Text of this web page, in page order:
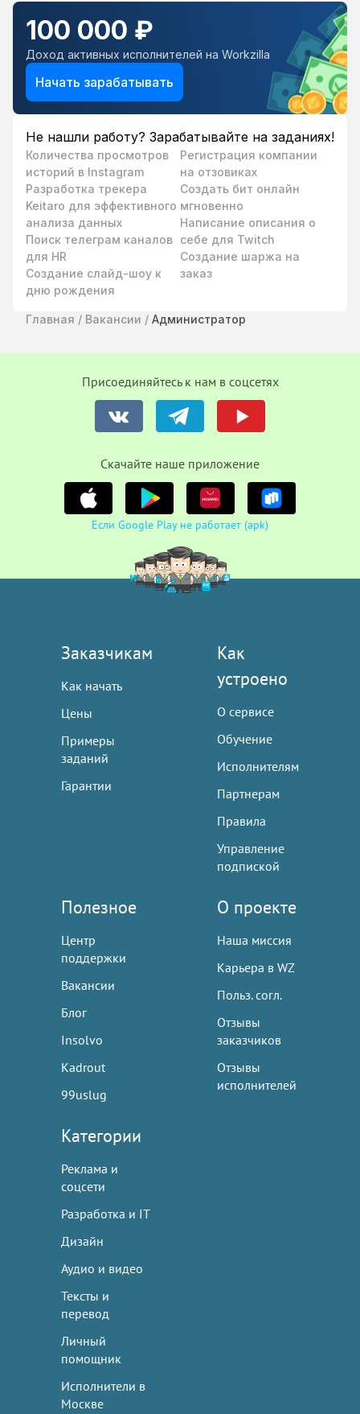
100 000 ₽
Доход активных исполнителей на Workzilla
Начать зарабатывать
Не нашли работу? Зарабатывайте на заданиях!
Количества просмотров
историй в Instagram
Разработка трекера
Keitaro для эффективного
анализа данных
Поиск телеграм каналов
для HR
Создание слайд-шоу к
дню рождения
Регистрация компании
на отзовиках
Создать бит онлайн
мгновенно
Написание описания о
себе для Twitch
Создание шаржа на
заказ
Главная / Вакансии / Администратор
Присоединяйтесь к нам в соцсетях
Cкачайте наше приложение
Если Google Play не работает (apk)
Заказчикам
Как начать
Цены
Примеры
заданий
Гарантии
Как
устроено
О сервисе
Обучение
Исполнителям
Партнерам
Правила
Управление
подпиской
Полезное
Центр
поддержки
Вакансии
Блог
Insolvo
Kadrout
99uslug
О проекте
Наша миссия
Карьера в WZ
Польз. согл.
Отзывы
заказчиков
Отзывы
исполнителей
Категории
Реклама и
соцсети
Разработка и IT
Дизайн
Аудио и видео
Тексты и
перевод
Личный
помощник
Исполнители в
Москве